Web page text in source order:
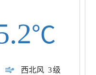
西北风 3级
℃